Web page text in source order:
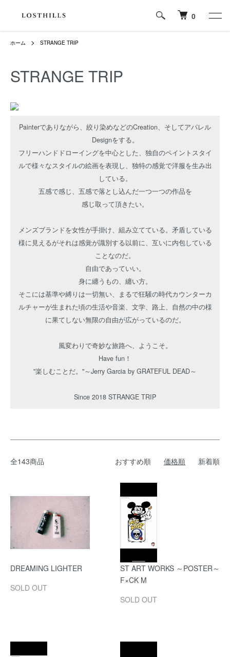
0
ホーム STRANGE TRIP
STRANGE TRIP
Painterでありながら、絞り染めなどのCreation、そしてアパレル
Designをする。
フリーハンドドローイングを中心とした、独自のペイントスタイ
ルで様々なスタイルの絵画を表現し、独特の感覚で洋服を生み出
している。
五感で感じ、五感で落とし込んだ一つ一つの作品を
感じ取って頂きたい。
メンズブランドを女性が手掛け、組み立てている。矛盾している
様に見えるがそれは感覚が識別する以前に、互いに内包している
ことなのだ。
自由であっていい。
身に纏うもの、纏い方。
そこには基準や縛りは一切無い、まるで狂騒の時代カウンターカ
ルチャーが生まれた頃の生活や音楽、文学、路上、自然の中の様
に果てしない無限の自由が広がっているのだ。
風変わりで奇妙な旅路へ、ようこそ。
Have fun！
"楽しむことだ。"～Jerry Garcia by GRATEFUL DEAD～
Since 2018 STRANGE TRIP
全143商品 おすすめ順 価格順 新着順
DREAMING LIGHTER
SOLD OUT
ST ART WORKS ～POSTER～
F×CK M
SOLD OUT